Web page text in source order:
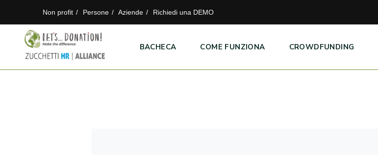
Non profit Persone Aziende Richiedi una DEMO
BACHECA COME FUNZIONA CROWDFUNDING